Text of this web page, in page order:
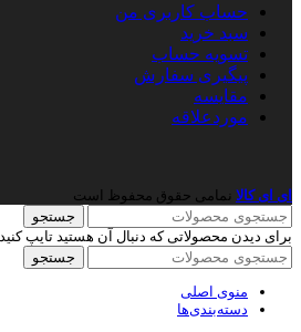
حساب کاربری من
سبد خرید
تسویه حساب
پیگیری سفارش
مقایسه
موردعلاقه
ای ای کالا نمامی حقوق محفوظ است
جستجو
برای دیدن محصولاتی که دنبال آن هستید تایپ کنید.
جستجو
منوی اصلی
دسته‌بندی‌ها